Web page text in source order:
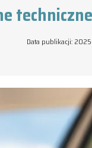
Data publikacji: